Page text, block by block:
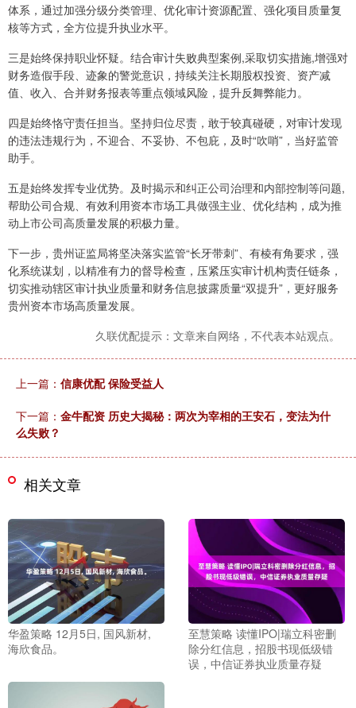
体系，通过加强分级分类管理、优化审计资源配置、强化项目质量复
核等方式，全方位提升执业水平。
三是始终保持职业怀疑。结合审计失败典型案例,采取切实措施,增强对
财务造假手段、迹象的警觉意识，持续关注长期股权投资、资产减
值、收入、合并财务报表等重点领域风险，提升反舞弊能力。
四是始终恪守责任担当。坚持归位尽责，敢于较真碰硬，对审计发现
的违法违规行为，不迎合、不妥协、不包庇，及时“吹哨”，当好监管
助手。
五是始终发挥专业优势。及时揭示和纠正公司治理和内部控制等问题,
帮助公司合规、有效利用资本市场工具做强主业、优化结构，成为推
动上市公司高质量发展的积极力量。
下一步，贵州证监局将坚决落实监管“长牙带刺”、有棱有角要求，强
化系统谋划，以精准有力的督导检查，压紧压实审计机构责任链条，
切实推动辖区审计执业质量和财务信息披露质量“双提升”，更好服务
贵州资本市场高质量发展。
久联优配提示：文章来自网络，不代表本站观点。
上一篇： 信康优配 保险受益人
下一篇： 金牛配资 历史大揭秘：两次为宰相的王安石，变法为什
么失败？
相关文章
华盈策略 12月5日, 国风新材,
海欣食品。
至慧策略 读懂IPO|瑞立科密删
除分红信息，招股书现低级错
误，中信证券执业质量存疑